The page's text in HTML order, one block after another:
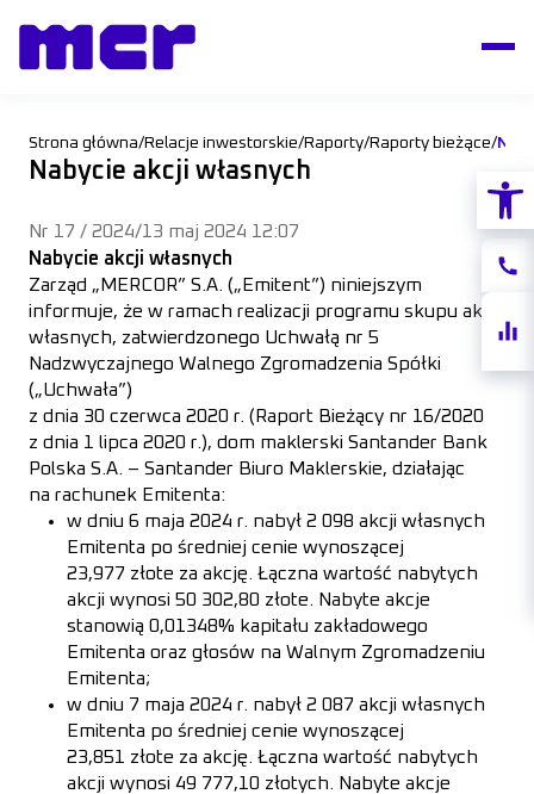
akcji
Strona główna/Relacje inwestorskie/Raporty/Raporty bieżące/
Nabycie akcji własnych
Nr 17 / 2024/13 maj 2024 12:07
Nabycie akcji własnych
Zarząd „MERCOR” S.A. („Emitent”) niniejszym
informuje, że w ramach realizacji programu skupu akcji
własnych, zatwierdzonego Uchwałą nr 5
Nadzwyczajnego Walnego Zgromadzenia Spółki
(„Uchwała”)
z dnia 30 czerwca 2020 r. (Raport Bieżący nr 16/2020
z dnia 1 lipca 2020 r.), dom maklerski Santander Bank
Polska S.A. – Santander Biuro Maklerskie, działając
na rachunek Emitenta:
w dniu 6 maja 2024 r. nabył 2 098 akcji własnych
Emitenta po średniej cenie wynoszącej
23,977 złote za akcję. Łączna wartość nabytych
akcji wynosi 50 302,80 złote. Nabyte akcje
stanowią 0,01348% kapitału zakładowego
Emitenta oraz głosów na Walnym Zgromadzeniu
Emitenta;
w dniu 7 maja 2024 r. nabył 2 087 akcji własnych
Emitenta po średniej cenie wynoszącej
23,851 złote za akcję. Łączna wartość nabytych
akcji wynosi 49 777,10 złotych. Nabyte akcje